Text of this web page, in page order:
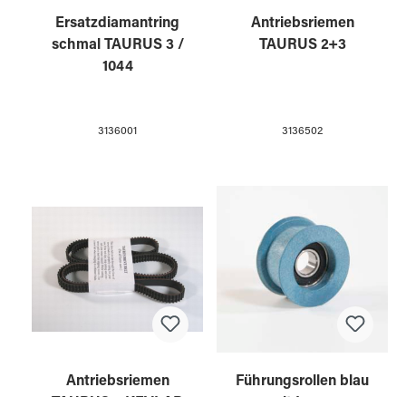
Ersatzdiamantring
schmal TAURUS 3 /
1044
3136001
Antriebsriemen
TAURUS 2+3
3136502
Antriebsriemen
Führungsrollen blau